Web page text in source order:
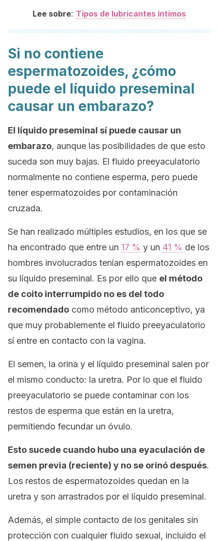
Lee sobre: Tipos de lubricantes íntimos
Si no contiene
espermatozoides, ¿cómo
puede el líquido preseminal
causar un embarazo?
El líquido preseminal sí puede causar un
embarazo, aunque las posibilidades de que esto
suceda son muy bajas. El fluido preeyaculatorio
normalmente no contiene esperma, pero puede
tener espermatozoides por contaminación
cruzada.
Se han realizado múltiples estudios, en los que se
ha encontrado que entre un 17 % y un 41 % de los
hombres involucrados tenían espermatozoides en
su líquido preseminal. Es por ello que el método
de coito interrumpido no es del todo
recomendado como método anticonceptivo, ya
que muy probablemente el fluido preeyaculatorio
sí entre en contacto con la vagina.
El semen, la orina y el líquido preseminal salen por
el mismo conducto: la uretra. Por lo que el fluido
preeyaculatorio se puede contaminar con los
restos de esperma que están en la uretra,
permitiendo fecundar un óvulo.
Esto sucede cuando hubo una eyaculación de
semen previa (reciente) y no se orinó después.
Los restos de espermatozoides quedan en la
uretra y son arrastrados por el líquido preseminal.
Además, el simple contacto de los genitales sin
protección con cualquier fluido sexual, incluido el